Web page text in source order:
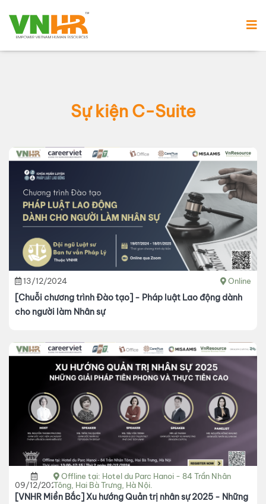
Sự kiện C-Suite
13/12/2024 Online
[Chuỗi chương trình Đào tạo] - Pháp luật Lao động dành
cho người làm Nhân sự
09/12/2024
Offline tại: Hotel du Parc Hanoi - 84 Trần Nhân
Tông,​ ​Hai Bà Trưng, Hà Nội.
[VNHR Miền Bắc] Xu hướng Quản trị nhân sự 2025 - Những